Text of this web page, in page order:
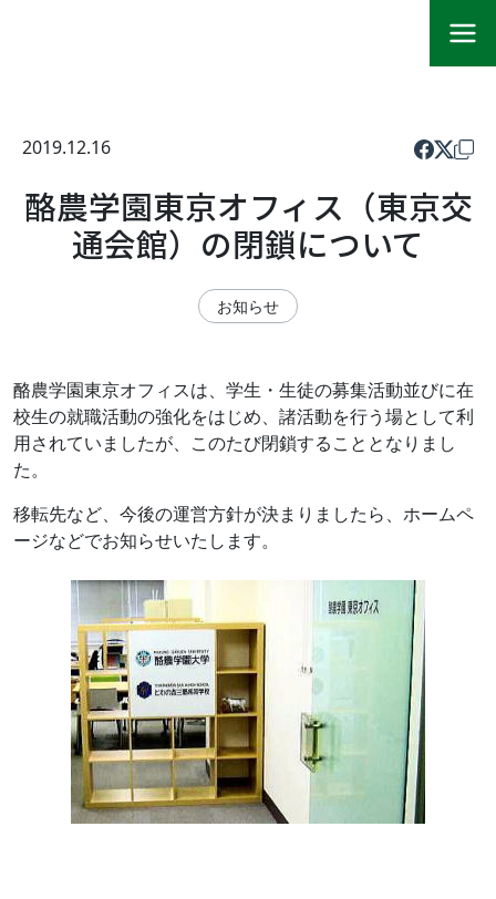
2019.12.16
酪農学園東京オフィス（東京交
通会館）の閉鎖について
お知らせ
酪農学園東京オフィスは、学生・生徒の募集活動並びに在
校生の就職活動の強化をはじめ、諸活動を行う場として利
用されていましたが、このたび閉鎖することとなりまし
た。
移転先など、今後の運営方針が決まりましたら、ホームペ
ージなどでお知らせいたします。